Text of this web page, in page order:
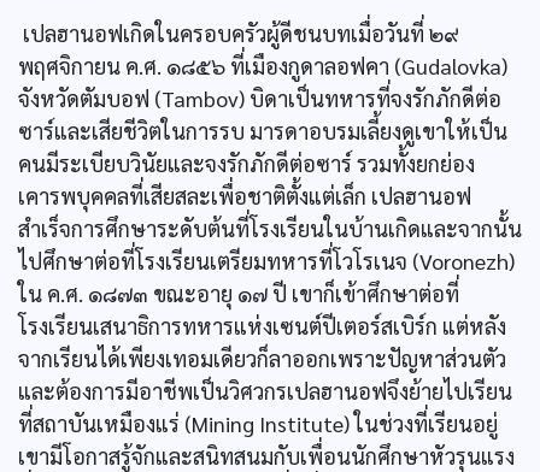
เปลฮานอฟเกิดในครอบครัวผู้ดีชนบทเมื่อวันที่ ๒๙
พฤศจิกายน ค.ศ. ๑๘๕๖ ที่เมืองกูดาลอฟคา (Gudalovka)
จังหวัดตัมบอฟ (Tambov) บิดาเป็นทหารที่จงรักภักดีต่อ
ซาร์และเสียชีวิตในการรบ มารดาอบรมเลี้ยงดูเขาให้เป็น
คนมีระเบียบวินัยและจงรักภักดีต่อซาร์ รวมทั้งยกย่อง
เคารพบุคคลที่เสียสละเพื่อชาติตั้งแต่เล็ก เปลฮานอฟ
สำเร็จการศึกษาระดับต้นที่โรงเรียนในบ้านเกิดและจากนั้น
ไปศึกษาต่อที่โรงเรียนเตรียมทหารที่โวโรเนจ (Voronezh)
ใน ค.ศ. ๑๘๗๓ ขณะอายุ ๑๗ ปี เขาก็เข้าศึกษาต่อที่
โรงเรียนเสนาธิการทหารแห่งเซนต์ปีเตอร์สเบิร์ก แต่หลัง
จากเรียนได้เพียงเทอมเดียวก็ลาออกเพราะปัญหาส่วนตัว
และต้องการมีอาชีพเป็นวิศวกรเปลฮานอฟจึงย้ายไปเรียน
ที่สถาบันเหมืองแร่ (Mining Institute) ในช่วงที่เรียนอยู่
เขามีโอกาสรู้จักและสนิทสนมกับเพื่อนนักศึกษาหัวรุนแรง